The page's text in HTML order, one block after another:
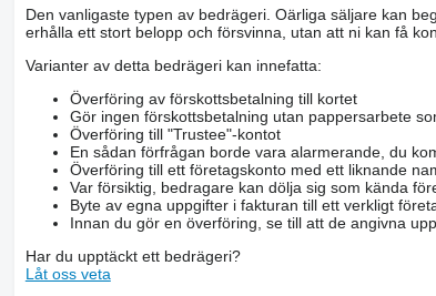
Den vanligaste typen av bedrägeri. Oärliga säljare kan
erhålla ett stort belopp och försvinna, utan att ni kan få
Varianter av detta bedrägeri kan innefatta:
Överföring av förskottsbetalning till kortet
Gör ingen förskottsbetalning utan pappersarbete
Överföring till "Trustee"-kontot
En sådan förfrågan borde vara alarmerande, du
Överföring till ett företagskonto med ett liknande
Var försiktig, bedragare kan dölja sig som kända
Byte av egna uppgifter i fakturan till ett verkligt
Innan du gör en överföring, se till att de angivna
Har du upptäckt ett bedrägeri?
Låt oss veta